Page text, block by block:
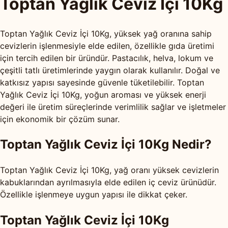
Toptan Yağlık Ceviz İçi 10Kg, yüksek yağ oranına sahip
cevizlerin işlenmesiyle elde edilen, özellikle gıda üretimi
için tercih edilen bir üründür. Pastacılık, helva, lokum ve
çeşitli tatlı üretimlerinde yaygın olarak kullanılır. Doğal ve
katkısız yapısı sayesinde güvenle tüketilebilir. Toptan
Yağlık Ceviz İçi 10Kg, yoğun aroması ve yüksek enerji
değeri ile üretim süreçlerinde verimlilik sağlar ve işletmeler
için ekonomik bir çözüm sunar.
Toptan Yağlık Ceviz İçi 10Kg Nedir?
Toptan Yağlık Ceviz İçi 10Kg, yağ oranı yüksek cevizlerin
kabuklarından ayrılmasıyla elde edilen iç ceviz ürünüdür.
Özellikle işlenmeye uygun yapısı ile dikkat çeker.
Toptan Yağlık Ceviz İçi 10Kg